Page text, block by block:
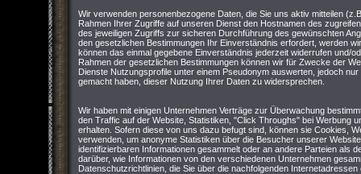
Wir verwenden personenbezogene Daten, die Sie uns aktiv mitteilen
Rahmen Ihrer Zugriffe auf unseren Dienst den Hostnamen des
des jeweiligen Zugriffs zur sicheren Durchführung des gewünschten
den gesetzlichen Bestimmungen Ihr Einverständnis erfordert, werden
können das einmal gegebene Einverständnis jederzeit widerrufen und/
Rahmen der gesetzlichen Bestimmungen können wir für Zwecke der
Dienste Nutzungsprofile unter einem Pseudonym auswerten, jedoch
gemacht haben, dieser Nutzung Ihrer Daten zu widersprechen.
Wir haben mit einigen Unternehmen Verträge zur Überwachung
den Traffic auf der Website, Statistiken, "Click Throughs" bei Werbung
erhalten. Sofern diese von uns dazu befugt sind, können sie Cookies,
verwenden, um anonyme Statistiken über die Besucher unserer
identifizierbaren Informationen gesammelt oder an andere Parteien als
darüber, wie Informationen von den verschiedenen Unternehmen
Datenschutzrichtlinien, die Sie über die nachfolgenden Internetadressen